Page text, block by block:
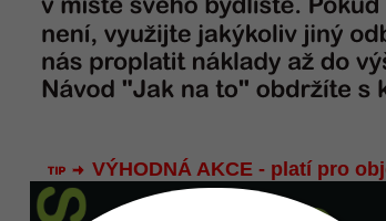
VÝHODNÁ AKCE - platí pro